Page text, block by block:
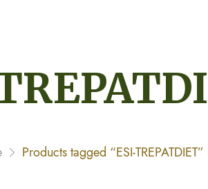
Products tagged “ESI-TREPATDIET”